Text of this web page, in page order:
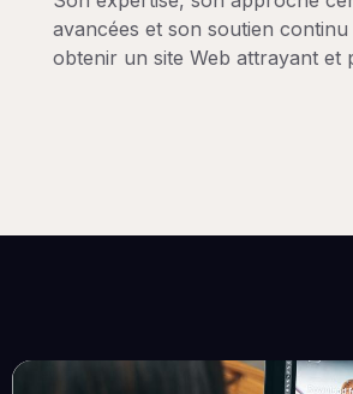
avancées et son soutien
obtenir un site Web attrayant et